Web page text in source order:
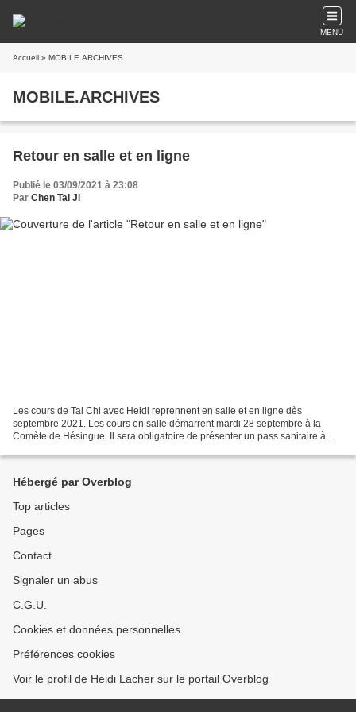
MENU
Accueil » MOBILE.ARCHIVES
MOBILE.ARCHIVES
Retour en salle et en ligne
Publié le 03/09/2021 à 23:08
Par Chen Tai Ji
Les cours de Tai Chi avec Heidi reprennent en salle et en ligne dès
septembre 2021. Les cours en salle démarrent mardi 28 septembre à la
Comète de Hésingue. Il sera obligatoire de présenter un pass sanitaire à
Hébergé par Overblog
Top articles
Pages
Contact
Signaler un abus
C.G.U.
Cookies et données personnelles
Préférences cookies
Voir le profil de Heidi Lacher sur le portail Overblog